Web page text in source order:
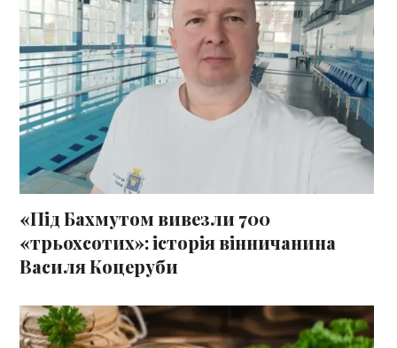
«Під Бахмутом вивезли 700
«трьохсотих»: історія вінничанина
Василя Коцеруби